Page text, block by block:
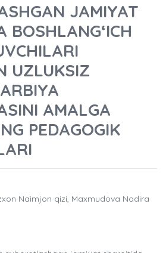
JAMIYAT
BOSHLANG‘ICH
UZLUKSIZ
AMALGA
PEDAGOGIK
Naimjon qizi, Maxmudova Nodira